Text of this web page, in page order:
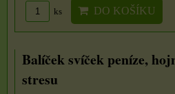
ks DO KOŠÍKU
Balíček svíček peníze,
stresu